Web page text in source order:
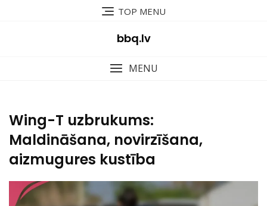
TOP MENU
bbq.lv
MENU
Wing-T uzbrukums:
Maldināšana, novirzīšana,
aizmugures kustība